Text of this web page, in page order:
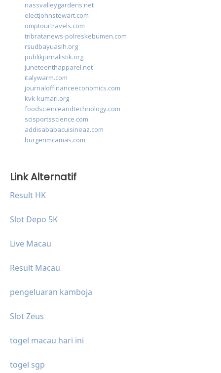
nassvalleygardens.net
electjohnstewart.com
omptourtravels.com
tribratanews-polreskebumen.com
rsudbayuasih.org
publikjurnalistik.org
juneteenthapparel.net
italywarm.com
journaloffinanceeconomics.com
kvk-kumari.org
foodscienceandtechnology.com
scisportsscience.com
addisababacuisineaz.com
burgerimcamas.com
Link Alternatif
Result HK
Slot Depo 5K
Live Macau
Result Macau
pengeluaran kamboja
Slot Zeus
togel macau hari ini
togel sgp